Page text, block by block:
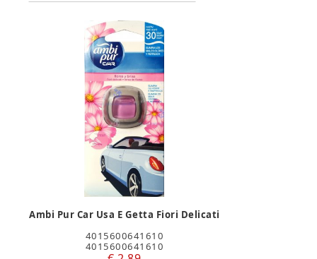
Ambi Pur Car Usa E Getta Fiori Delicati
4015600641610
4015600641610